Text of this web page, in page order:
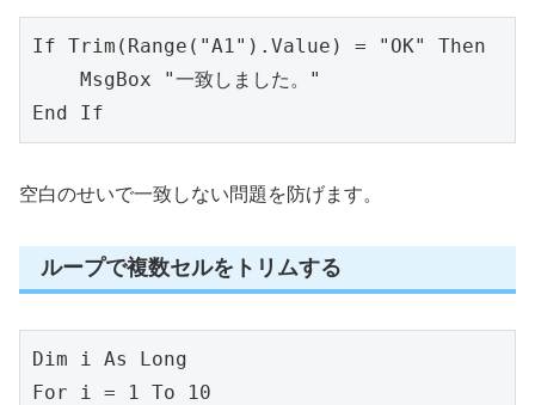
If Trim(Range("A1").Value) = "OK" Then
    MsgBox "一致しました。"
End If
空白のせいで一致しない問題を防げます。
ループで複数セルをトリムする
Dim i As Long
For i = 1 To 10